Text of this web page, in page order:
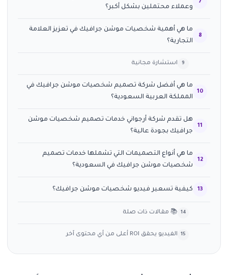
وعملاء محتملين بشكل أكبر؟
ما هي أهمية شخصيات موشن جرافيك في تعزيز العلامة
التجارية؟
استشارة مجانية
ما هي أفضل شركة تصميم شخصيات موشن جرافيك في
المملكة العربية السعودية؟
هل تقدم شركة أرجواني خدمات تصميم شخصيات موشن
جرافيك بجودة عالية؟
ما هي أنواع التصميمات التي تشملها خدمات تصميم
شخصيات موشن جرافيك في السعودية؟
كيفية تسعير فيديو شخصيات موشن جرافيك؟
📚 مقالات ذات صلة
الفيديو يحقق ROI أعلى من أي محتوى آخر